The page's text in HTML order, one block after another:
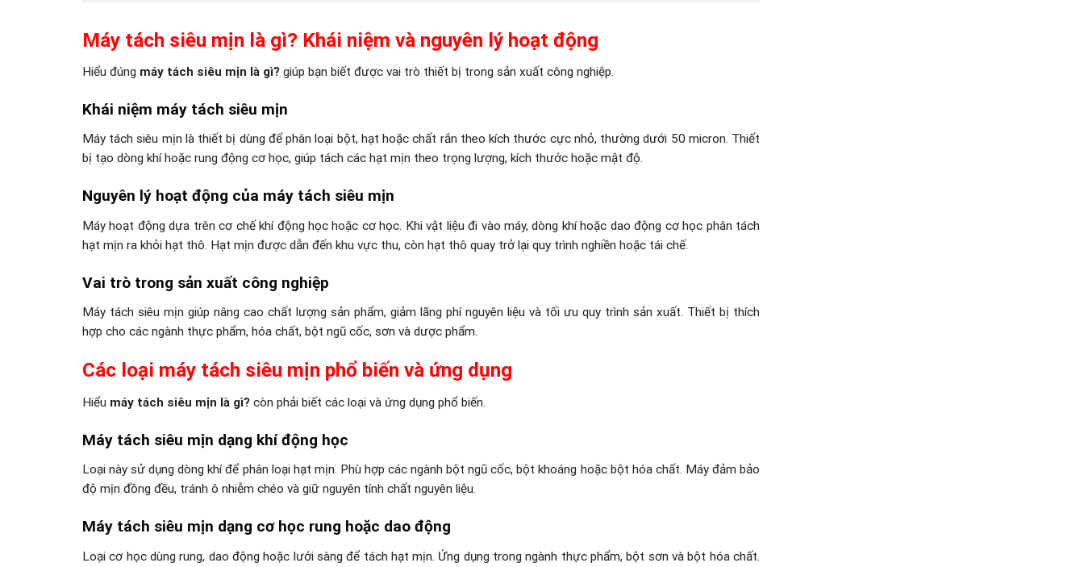
Máy tách siêu mịn là gì? Khái niệm và nguyên lý hoạt động
Hiểu đúng máy tách siêu mịn là gì? giúp bạn biết được vai trò thiết bị trong sản xuất công nghiệp.
Khái niệm máy tách siêu mịn
Máy tách siêu mịn là thiết bị dùng để phân loại bột, hạt hoặc chất rắn theo kích thước cực nhỏ, thường dưới 50 micron. Thiết
bị tạo dòng khí hoặc rung động cơ học, giúp tách các hạt mịn theo trọng lượng, kích thước hoặc mật độ.
Nguyên lý hoạt động của máy tách siêu mịn
Máy hoạt động dựa trên cơ chế khí động học hoặc cơ học. Khi vật liệu đi vào máy, dòng khí hoặc dao động cơ học phân tách
hạt mịn ra khỏi hạt thô. Hạt mịn được dẫn đến khu vực thu, còn hạt thô quay trở lại quy trình nghiền hoặc tái chế.
Vai trò trong sản xuất công nghiệp
Máy tách siêu mịn giúp nâng cao chất lượng sản phẩm, giảm lãng phí nguyên liệu và tối ưu quy trình sản xuất. Thiết bị thích
hợp cho các ngành thực phẩm, hóa chất, bột ngũ cốc, sơn và dược phẩm.
Các loại máy tách siêu mịn phổ biến và ứng dụng
Hiểu máy tách siêu mịn là gì? còn phải biết các loại và ứng dụng phổ biến.
Máy tách siêu mịn dạng khí động học
Loại này sử dụng dòng khí để phân loại hạt mịn. Phù hợp các ngành bột ngũ cốc, bột khoáng hoặc bột hóa chất. Máy đảm bảo
độ mịn đồng đều, tránh ô nhiễm chéo và giữ nguyên tính chất nguyên liệu.
Máy tách siêu mịn dạng cơ học rung hoặc dao động
Loại cơ học dùng rung, dao động hoặc lưới sàng để tách hạt mịn. Ứng dụng trong ngành thực phẩm, bột sơn và bột hóa chất.